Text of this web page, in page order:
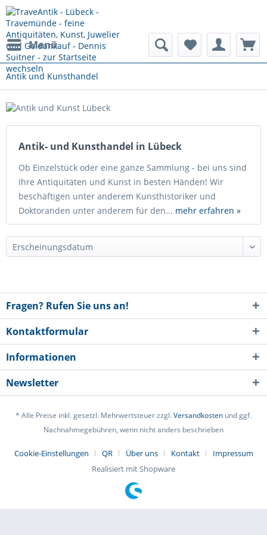
Menü
Antik und Kunsthandel
Antik- und Kunsthandel in Lübeck
Ob Einzelstück oder eine ganze Sammlung - bei uns sind
Ihre Antiquitäten und Kunst in besten Händen! Wir
beschäftigen unter anderem Kunsthistoriker und
Doktoranden unter anderem für den... mehr erfahren »
Fragen? Rufen Sie uns an!
Kontaktformular
Informationen
Newsletter
* Alle Preise inkl. gesetzl. Mehrwertsteuer zzgl.Versandkosten und ggf.
Nachnahmegebühren, wenn nicht anders beschrieben
Cookie-Einstellungen QR Über uns Kontakt
Impressum
Realisiert mit Shopware